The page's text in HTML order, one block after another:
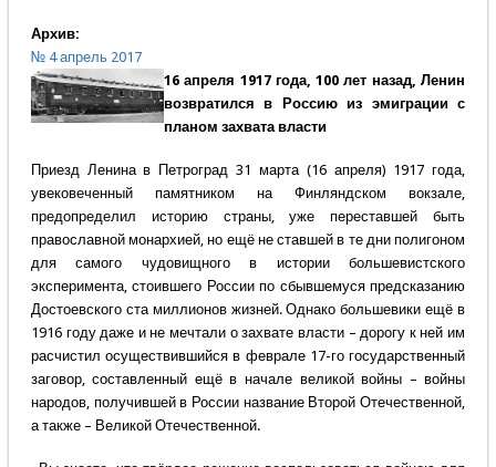
Архив:
№ 4 апрель 2017
16 апреля 1917 года, 100 лет назад, Ленин
возвратился в Россию из эмиграции с
планом захвата власти
Приезд Ленина в Петроград 31 марта (16 апреля) 1917 года,
увековеченный памятником на Финляндском вокзале,
предопределил историю страны, уже переставшей быть
православной монархией, но ещё не ставшей в те дни полигоном
для самого чудовищного в истории большевистского
эксперимента, стоившего России по сбывшемуся предсказанию
Достоевского ста миллионов жизней. Однако большевики ещё в
1916 году даже и не мечтали о захвате власти – дорогу к ней им
расчистил осуществившийся в феврале 17-го государственный
заговор, составленный ещё в начале великой войны – войны
народов, получившей в России название Второй Отечественной,
а также – Великой Отечественной.